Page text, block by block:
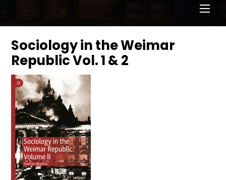
Sociology in the Weimar
Republic Vol. 1 & 2